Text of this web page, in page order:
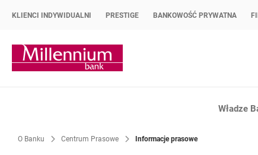
KLIENCI INDYWIDUALNI PRESTIGE BANKOWOŚĆ PRYWATNA
Strona główna Bank Millennium
Władze
O Banku Centrum Prasowe Informacje prasowe